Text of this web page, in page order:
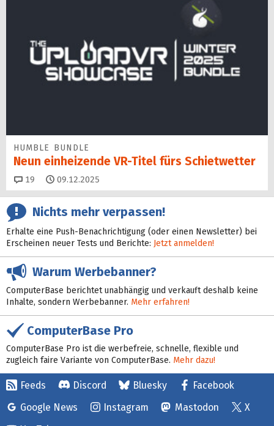
HUMBLE BUNDLE
Neun einheizende VR-Titel fürs Schietwetter
19 Kommentare
09.12.2025
Nichts mehr verpassen!
Erhalte eine Push-Benachrichtigung (oder einen Newsletter) bei
Erscheinen neuer Tests und Berichte: Jetzt anmelden!
Warum Werbebanner?
ComputerBase berichtet unabhängig und verkauft deshalb keine
Inhalte, sondern Werbebanner. Mehr erfahren!
ComputerBase Pro
ComputerBase Pro ist die werbefreie, schnelle, flexible und
zugleich faire Variante von ComputerBase. Mehr dazu!
Feeds Discord Bluesky
Facebook
Google News
Instagram Mastodon
X